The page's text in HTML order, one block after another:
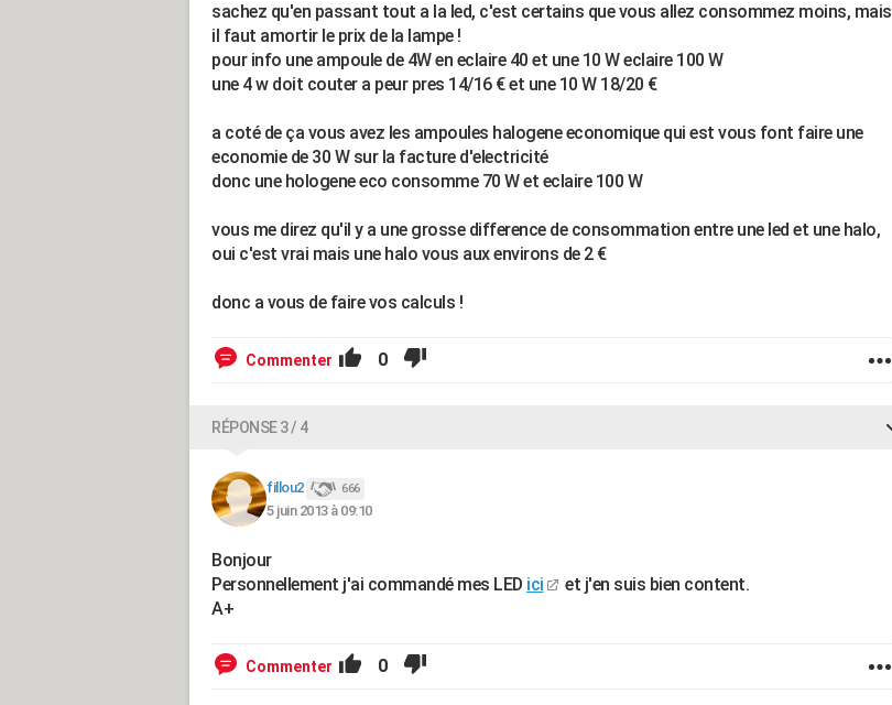
sachez qu'en passant tout a la led, c'est certains que vous allez consommez moins, mais
il faut amortir le prix de la lampe !
pour info une ampoule de 4W en eclaire 40 et une 10 W eclaire 100 W
une 4 w doit couter a peur pres 14/16 € et une 10 W 18/20 €
a coté de ça vous avez les ampoules halogene economique qui est vous font faire une
economie de 30 W sur la facture d'electricité
donc une hologene eco consomme 70 W et eclaire 100 W
vous me direz qu'il y a une grosse difference de consommation entre une led et une halo,
oui c'est vrai mais une halo vous aux environs de 2 €
donc a vous de faire vos calculs !
Commenter 0
RÉPONSE 3 / 4
fillou2 666
5 juin 2013 à 09:10
Bonjour
Personnellement j'ai commandé mes LED ici
et j'en suis bien content.
A+
Commenter 0